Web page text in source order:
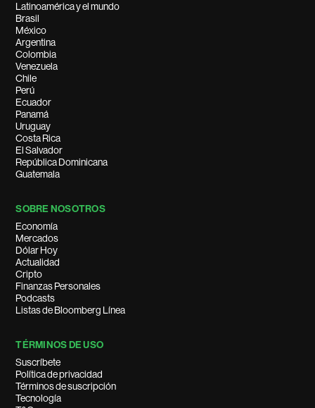
Latinoamérica y el mundo
Brasil
México
Argentina
Colombia
Venezuela
Chile
Perú
Ecuador
Panamá
Uruguay
Costa Rica
El Salvador
República Dominicana
Guatemala
SOBRE NOSOTROS
Economía
Mercados
Dólar Hoy
Actualidad
Cripto
Finanzas Personales
Podcasts
Listas de Bloomberg Línea
TÉRMINOS DE USO
Suscríbete
Política de privacidad
Términos de suscripción
Tecnología